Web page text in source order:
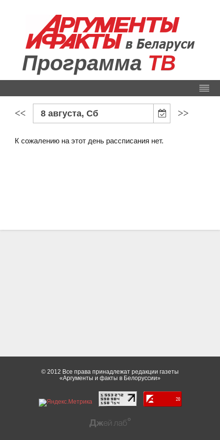
Программа ТВ
<< 8 августа, Сб >>
К сожалению на этот день рассписания нет.
© 2012 Все права принадлежат редакции газеты
«Аргументы и факты в Белоруссии»